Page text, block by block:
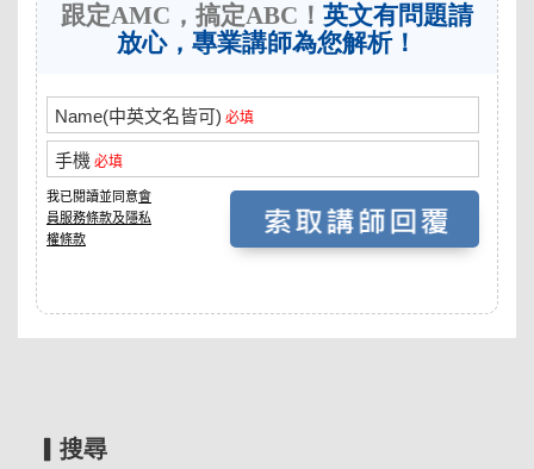
跟定AMC，搞定ABC！ 英文有問題請
放心，專業講師為您解析！
▎搜尋